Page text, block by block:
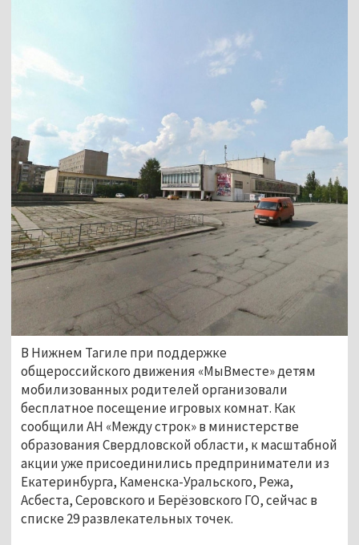
В Нижнем Тагиле при поддержке
общероссийского движения «МыВместе» детям
мобилизованных родителей организовали
бесплатное посещение игровых комнат. Как
сообщили АН «Между строк» в министерстве
образования Свердловской области, к масштабной
акции уже присоединились предприниматели из
Екатеринбурга, Каменска-Уральского, Режа,
Асбеста, Серовского и Берёзовского ГО, сейчас в
списке 29 развлекательных точек.